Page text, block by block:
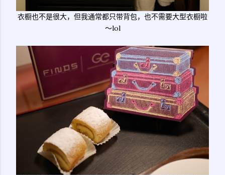
衣橱也不是很大，但我通常都只带背包，也不需要大型衣橱啦
～lol